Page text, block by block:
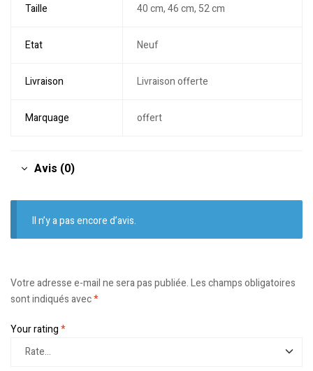
Taille 40 cm, 46 cm, 52 cm
Etat Neuf
Livraison Livraison offerte
Marquage offert
Avis (0)
Il n’y a pas encore d’avis.
Votre adresse e-mail ne sera pas publiée.Les champs obligatoires
sont indiqués avec*
Your rating*